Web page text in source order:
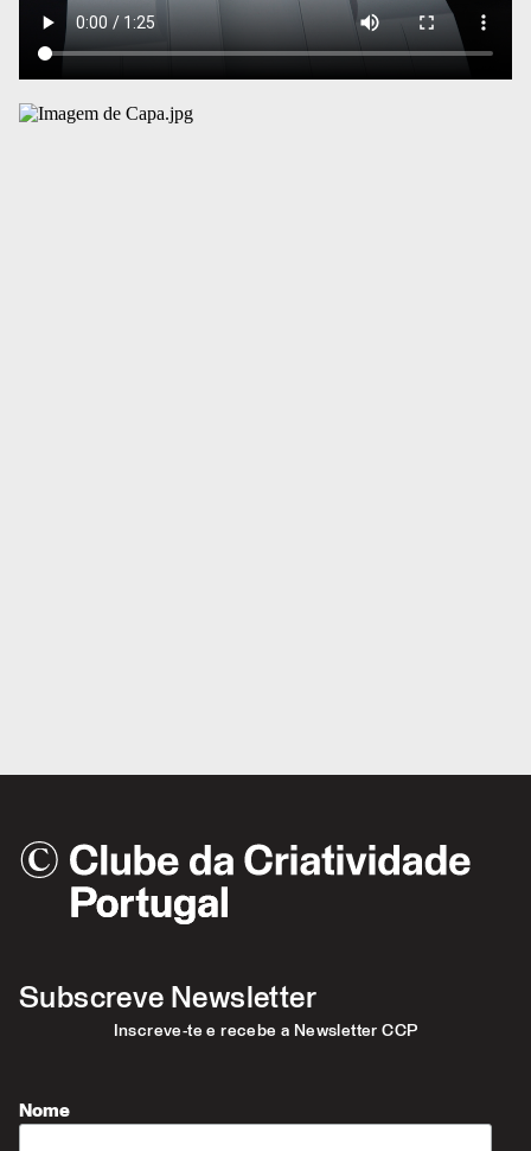
Subscreve Newsletter
Inscreve-te e recebe a Newsletter CCP
Nome